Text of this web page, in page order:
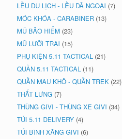
LỀU DU LỊCH - LỀU DÃ NGOẠI (7)
MÓC KHÓA - CARABINER (13)
MŨ BẢO HIỂM (23)
MŨ LƯỠI TRAI (15)
PHỤ KIỆN 5.11 TACTICAL (21)
QUẦN 5.11 TACTICAL (11)
QUẦN MAU KHÔ - QUẦN TREK (22)
THẮT LƯNG (7)
THÙNG GIVI - THÙNG XE GIVI (34)
TÚI 5.11 DELIVERY (4)
TÚI BÌNH XĂNG GIVI (6)